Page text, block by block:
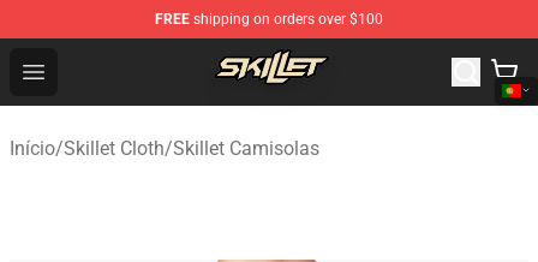
FREE shipping on orders over $100
Open menu
Skillet Shop - Official Skillet Merchandise Store
Início/Skillet Cloth/Skillet Camisolas